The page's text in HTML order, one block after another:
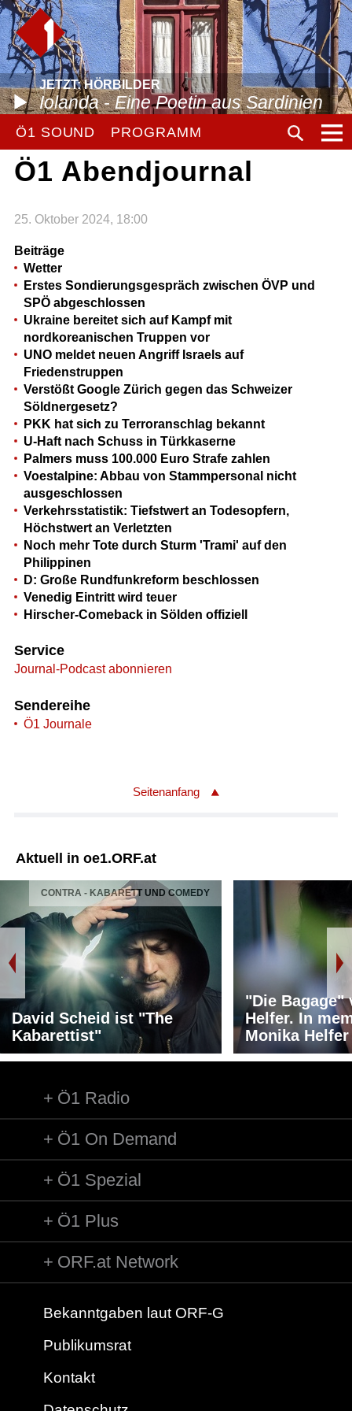
JETZT: HÖRBILDER
Iolanda - Eine Poetin aus Sardinien
Ö1 SOUND PROGRAMM
Ö1 Abendjournal
25. Oktober 2024, 18:00
Beiträge
Wetter
Erstes Sondierungsgespräch zwischen ÖVP und
SPÖ abgeschlossen
Ukraine bereitet sich auf Kampf mit
nordkoreanischen Truppen vor
UNO meldet neuen Angriff Israels auf
Friedenstruppen
Verstößt Google Zürich gegen das Schweizer
Söldnergesetz?
PKK hat sich zu Terroranschlag bekannt
U-Haft nach Schuss in Türkkaserne
Palmers muss 100.000 Euro Strafe zahlen
Voestalpine: Abbau von Stammpersonal nicht
ausgeschlossen
Verkehrsstatistik: Tiefstwert an Todesopfern,
Höchstwert an Verletzten
Noch mehr Tote durch Sturm 'Trami' auf den
Philippinen
D: Große Rundfunkreform beschlossen
Venedig Eintritt wird teuer
Hirscher-Comeback in Sölden offiziell
Service
Journal-Podcast abonnieren
Sendereihe
Ö1 Journale
Seitenanfang
Aktuell in oe1.ORF.at
CONTRA - KABARETT UND COMEDY
David Scheid ist "The
Kabarettist"
"Die Bagage"
Helfer. In
Monika Helfer
Ö1 Radio
Ö1 On Demand
Ö1 Spezial
Ö1 Plus
ORF.at Network
Bekanntgaben laut ORF-G
Publikumsrat
Kontakt